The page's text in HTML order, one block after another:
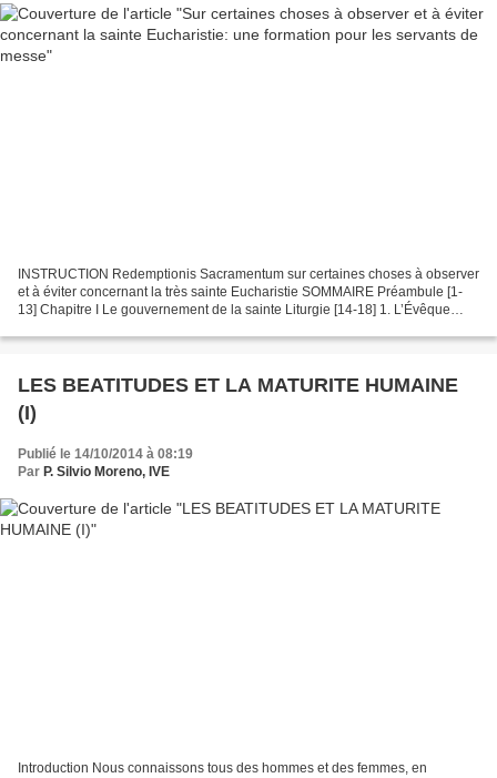
INSTRUCTION Redemptionis Sacramentum sur certaines choses à observer
et à éviter concernant la très sainte Eucharistie SOMMAIRE Préambule [1-
13] Chapitre I Le gouvernement de la sainte Liturgie [14-18] 1. L’Évêque
LES BEATITUDES ET LA MATURITE HUMAINE
(I)
Publié le 14/10/2014 à 08:19
Par P. Silvio Moreno, IVE
Introduction Nous connaissons tous des hommes et des femmes, en